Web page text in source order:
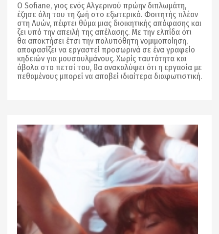
Ο Sofiane, γιος ενός Αλγερινού πρώην διπλωμάτη,
έζησε όλη του τη ζωή στο εξωτερικό. Φοιτητής πλέον
στη Λυών, πέφτει θύμα μιας διοικητικής απόφασης και
ζει υπό την απειλή της απέλασης. Με την ελπίδα ότι
θα αποκτήσει έτσι την πολυπόθητη νομιμοποίηση,
αποφασίζει να εργαστεί προσωρινά σε ένα γραφείο
κηδειών για μουσουλμάνους. Χωρίς ταυτότητα και
άβολα στο πετσί του, θα ανακαλύψει ότι η εργασία με
πεθαμένους μπορεί να αποβεί ιδιαίτερα διαφωτιστική.